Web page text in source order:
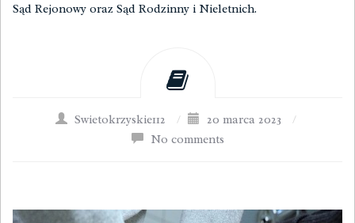
Sąd Rejonowy oraz Sąd Rodzinny i Nieletnich.
Swietokrzyskie112 / 20 marca 2023
/
No comments